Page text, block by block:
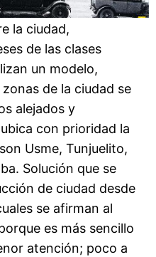
la ciudad,
de las clases
un modelo,
de la ciudad se
alejados y
con prioridad la
Usme, Tunjuelito,
Solución que se
de ciudad desde
se afirman al
es más sencillo
atención; poco a